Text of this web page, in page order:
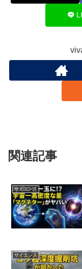
関連記事
サイエンス
サイエンス